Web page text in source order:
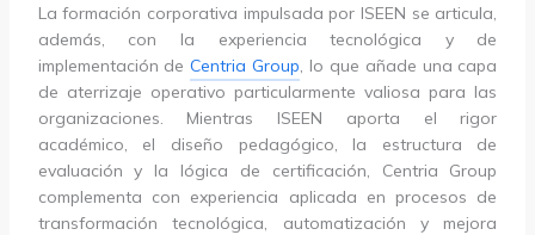
La formación corporativa impulsada por ISEEN se articula,
además, con la experiencia tecnológica y de
implementación deCentria Group, lo que añade una capa
de aterrizaje operativo particularmente valiosa para las
organizaciones. Mientras ISEEN aporta el rigor
académico, el diseño pedagógico, la estructura de
evaluación y la lógica de certificación, Centria Group
complementa con experiencia aplicada en procesos de
transformación tecnológica, automatización y mejora